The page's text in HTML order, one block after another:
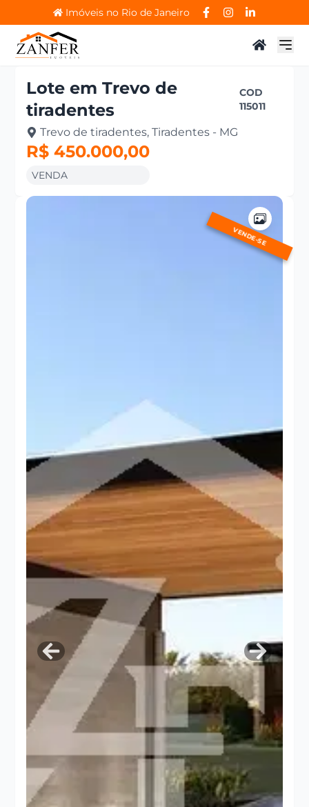
Imóveis no Rio de Janeiro
Lote emTrevo de
tiradentes
COD
115011
Trevo de tiradentes, Tiradentes - MG
R$ 450.000,00
VENDA
VENDE-SE